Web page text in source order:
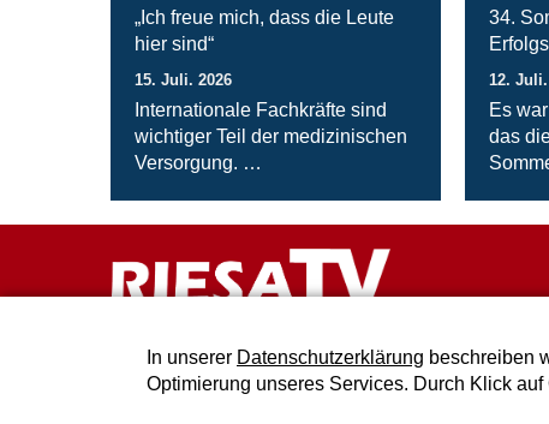
„Ich freue mich, dass die Leute
hier sind“
15. Juli. 2026
Internationale Fachkräfte sind
wichtiger Teil der medizinischen
Versorgung. …
34.
12. Juli.
Es
das
In unserer Datenschutzerklärung beschreiben
Optimierung unseres Services. Durch Klick